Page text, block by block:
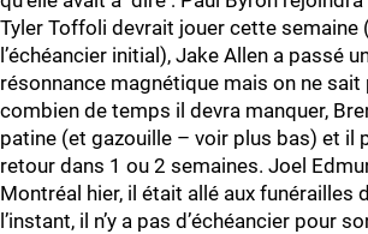
Tyler Toffoli devrait jouer cette semaine
l’échéancier initial), Jake Allen a passé
résonnance magnétique mais on ne sait
combien de temps il devra manquer,
patine (et gazouille – voir plus bas) et il
retour dans 1 ou 2 semaines. Joel
Montréal hier, il était allé aux funérailles
l’instant, il n’y a pas d’échéancier pour